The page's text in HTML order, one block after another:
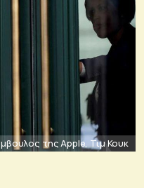
της Apple, Τιμ Κουκ